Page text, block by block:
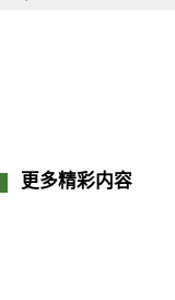
更多精彩内容